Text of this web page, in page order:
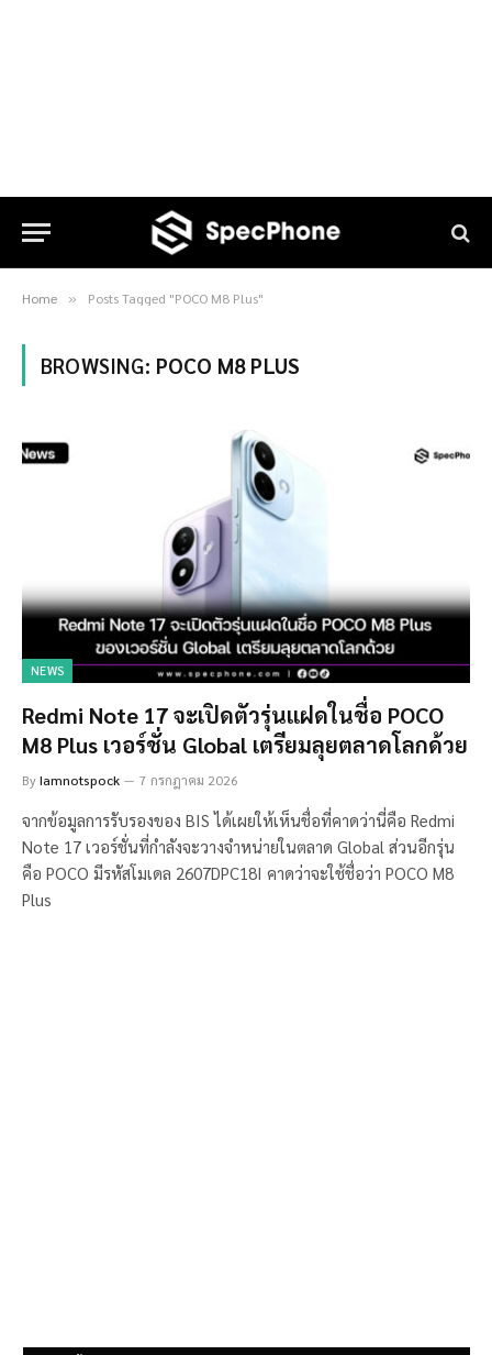
Home » Posts Tagged "POCO M8 Plus"
BROWSING: POCO M8 PLUS
NEWS
Redmi Note 17 จะเปิดตัวรุ่นแฝดในชื่อ POCO
M8 Plus เวอร์ชั่น Global เตรียมลุยตลาดโลกด้วย
ByIamnotspock 7 กรกฎาคม 2026
จากข้อมูลการรับรองของ BIS ได้เผยให้เห็นชื่อที่คาดว่านี่คือ Redmi
Note 17 เวอร์ชั่นที่กำลังจะวางจำหน่ายในตลาด Global ส่วนอีกรุ่น
คือ POCO มีรหัสโมเดล 2607DPC18I คาดว่าจะใช้ชื่อว่า POCO M8
Plus